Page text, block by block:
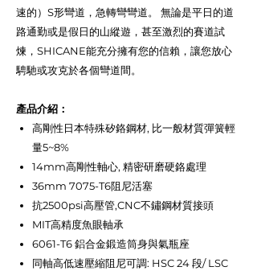
速的）S形彎道，急轉彎彎道。 無論是平日的道
路通勤或是假日的山縱遊，甚至激烈的賽道試
煉，SHICANE能充分擁有您的信賴，讓您放心
騁馳或攻克於各個彎道間。
產品介紹：
高剛性日本特殊矽鉻鋼材, 比一般材質彈簧輕
量5~8%
14mm高剛性軸心, 精密研磨硬鉻處理
36mm 7075-T6阻尼活塞
抗2500psi高壓管,CNC不鏽鋼材質接頭
MIT高精度魚眼軸承
6061-T6 鋁合金鍛造筒身與氣瓶座
同軸高低速壓縮阻尼可調: HSC 24 段/ LSC